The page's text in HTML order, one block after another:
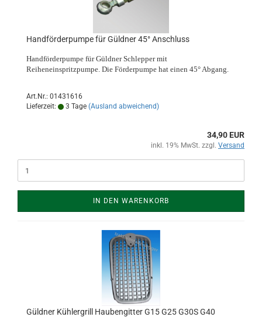
Handförderpumpe für Güldner 45° Anschluss
Handförderpumpe für Güldner Schlepper mit
Reiheneinspritzpumpe. Die Förderpumpe hat einen 45° Abgang.
Art.Nr.: 01431616
Lieferzeit:
3 Tage (Ausland abweichend)
34,90 EUR
inkl. 19% MwSt. zzgl. Versand
IN DEN WARENKORB
Güldner Kühlergrill Haubengitter G15 G25 G30S G40